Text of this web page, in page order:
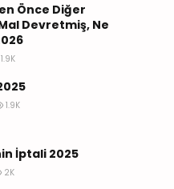
Önce Diğer
Devretmiş, Ne
1.9K
1.9K
İptali 2025
2K